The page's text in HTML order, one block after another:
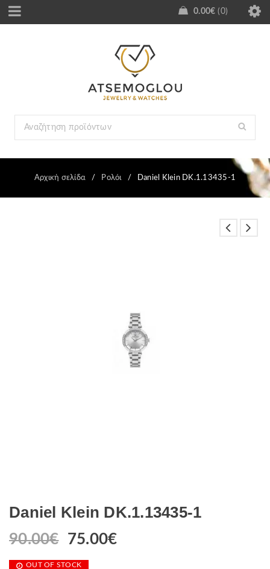
0.00€ 0
Αρχική σελίδα / Ρολόι / Daniel Klein DK.1.13435-1
Daniel Klein DK.1.13435-1
90.00€ 75.00€
OUT OF STOCK